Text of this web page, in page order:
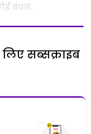
बंधन.
सब्सक्राइब